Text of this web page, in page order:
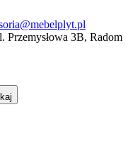
Przemysłowa 3B, Radom